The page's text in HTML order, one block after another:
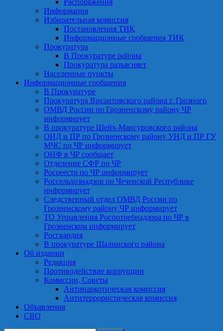
Распоряжения
Информация
Избирательная комиссия
Постановления ТИК
Информационные сообщения ТИК
Прокуратура
В Прокуратуре района
Прокуратура разъясняет
Населенные пункты
Информационные сообщения
В Прокуратуре
Прокуратура Висаитовского района г. Грозного
ОМВД России по Грозненскому району ЧР
информирует
В прокуратуре Шейх-Мансуровского района
ОНД и ПР по Грозненскому району УНД и ПР ГУ
МЧС по ЧР информирует
ОНФ в ЧР сообщает
Отделение СФР по ЧР
Росреестр по ЧР информирует
Россельхознадзор по Чеченской Республике
информирует
Следственный отдел ОМВД России по
Грозненскому району ЧР информирует
ТО Управления Роспотребнадзора по ЧР в
Грозненском информирует
Росгвардия
В прокуратуре Шалинского района
Об издании
Редакция
Противодействие коррупции
Комиссии, Советы
Антинаркотическая комиссия
Антитеррористическая комиссия
Объявления
СВО